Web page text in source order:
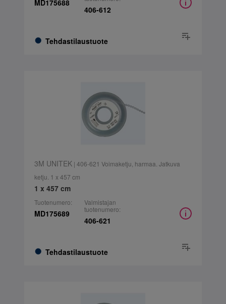
MD175688
Tehdastilaustuote
406-612
3M UNITEK| 406-621 Voimaketju, harmaa. Jatkuva
ketju. 1 x 457 cm
1 x 457 cm
Tuotenumero:
MD175689
Tehdastilaustuote
Valmistajan
tuotenumero:
406-621